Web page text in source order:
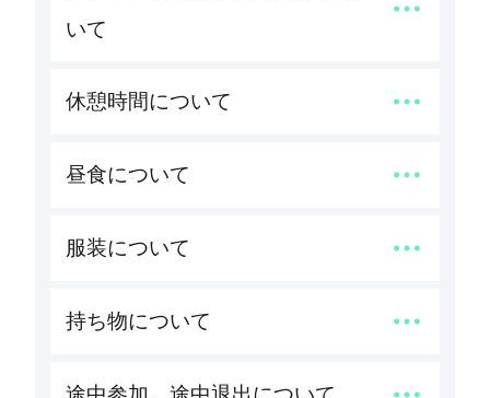
いて
休憩時間について
昼食について
服装について
持ち物について